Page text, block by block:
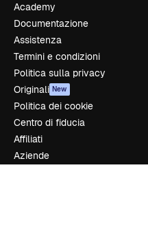
Academy
Documentazione
Assistenza
Termini e condizioni
Politica sulla privacy
Originali New
Politica dei cookie
Centro di fiducia
Affiliati
Aziende